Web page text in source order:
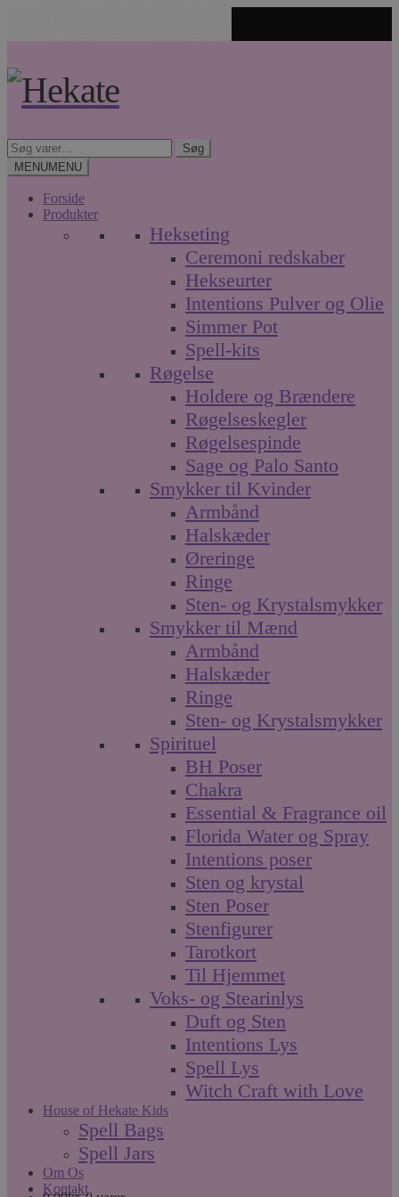
navigation
indhold
Søg
efter:
Søg
MENUMENU
Forside
Produkter
Hekseting
Ceremoni redskaber
Hekseurter
Intentions Pulver og Olie
Simmer Pot
Spell-kits
Røgelse
Holdere og Brændere
Røgelseskegler
Røgelsespinde
Sage og Palo Santo
Smykker til Kvinder
Armbånd
Halskæder
Øreringe
Ringe
Sten- og Krystalsmykker
Smykker til Mænd
Armbånd
Halskæder
Ringe
Sten- og Krystalsmykker
Spirituel
BH Poser
Chakra
Essential & Fragrance oil
Florida Water og Spray
Intentions poser
Sten og krystal
Sten Poser
Stenfigurer
Tarotkort
Til Hjemmet
Voks- og Stearinlys
Duft og Sten
Intentions Lys
Spell Lys
Witch Craft with Love
House of Hekate Kids
Spell Bags
Spell Jars
Om Os
Kontakt